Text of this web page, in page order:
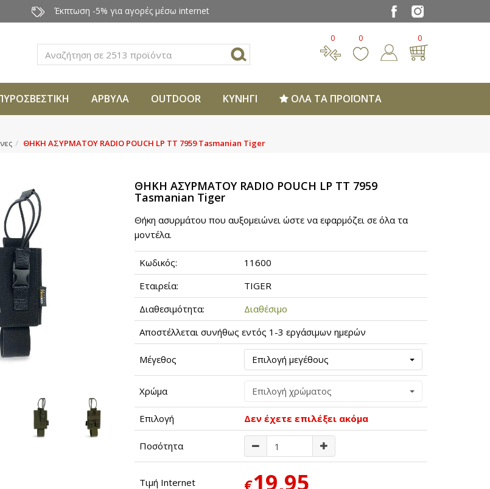
Έκπτωση -5% για αγορές μέσω internet
Αναζήτηση
0 0 0
ΑΡΒΥΛΑ OUTDOOR ΚΥΝΗΓΙ ΟΛΑ ΤΑ ΠΡΟΪΟΝΤΑ
ΘΗΚΗ ΑΣΥΡΜΑΤΟΥ RADIO POUCH LP TT 7959 Tasmanian Tiger
ΘΗΚΗ ΑΣΥΡΜΑΤΟΥ RADIO POUCH LP TT 7959
Tasmanian Tiger
Θήκη ασυρμάτου που αυξομειώνει ώστε να εφαρμόζει σε όλα τα
μοντέλα.
Κωδικός:
11600
Εταιρεία:
TIGER
Διαθεσιμότητα:
Διαθέσιμο
Αποστέλλεται συνήθως εντός 1-3 εργάσιμων ημερών
Μέγεθος Επιλογή μεγέθους
Χρώμα Επιλογή χρώματος
Επιλογή Δεν έχετε επιλέξει ακόμα
Ποσότητα
Τιμή Internet 19,95